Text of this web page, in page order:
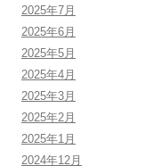
2025年7月
2025年6月
2025年5月
2025年4月
2025年3月
2025年2月
2025年1月
2024年12月